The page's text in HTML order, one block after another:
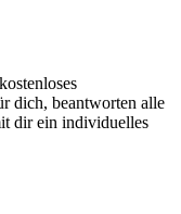
dich, beantworten alle
dir ein individuelles